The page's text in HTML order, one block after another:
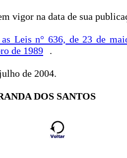
vigor na data de sua
as Leis n° 636, de 23 de
de 1989
.
de 2004.
DOS SANTOS